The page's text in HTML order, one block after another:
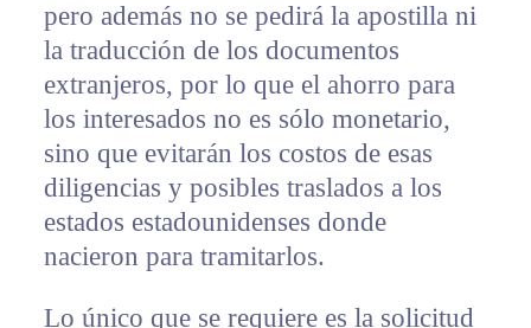
pero además no se pedirá la apostilla ni
la traducción de los documentos
extranjeros, por lo que el ahorro para
los interesados no es sólo monetario,
sino que evitarán los costos de esas
diligencias y posibles traslados a los
estados estadounidenses donde
nacieron para tramitarlos.
Lo único que se requiere es la solicitud